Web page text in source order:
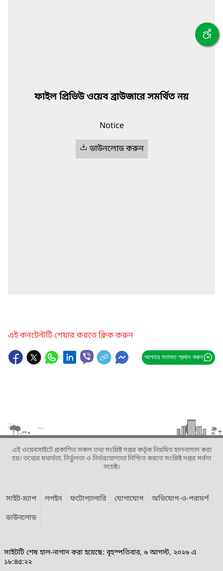
ফাইল প্রিভিউ ওয়েব ব্রাউজারে সমর্থিত নয়
Notice
ডাউনলোড করুন
এই কনটেন্টটি শেয়ার করতে ক্লিক করুন
আপনার মতামত প্রদান করুন
এই ওয়েবসাইটে প্রকাশিত সকল তথ্য সংশ্লিষ্ট দপ্তর কর্তৃক নিয়মিত হালনাগাদ করা
হয়। তথ্যের যথার্থতা, নির্ভুলতা ও নির্ভরযোগ্যতা নিশ্চিত করতে সংশ্লিষ্ট দপ্তর সর্বদা
সচেষ্ট।
সাইট-ম্যাপ লগইন ফটোগ্যালারি যোগাযোগ
অভিযোগ-ও-পরামর্শ
ডাউনলোড
সাইটটি শেষ হাল-নাগাদ করা হয়েছে: বৃহস্পতিবার, ৬ আগস্ট, ২০২৬ এ
১৮:৪৫:২২